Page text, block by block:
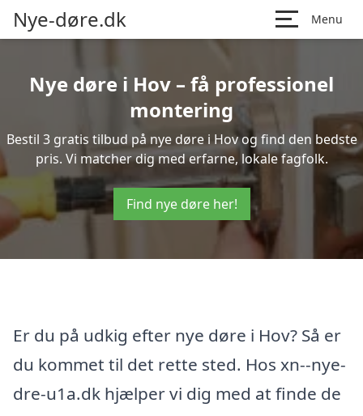
Nye-døre.dk Menu
Nye døre i Hov – få professionel
montering
Bestil 3 gratis tilbud på nye døre i Hov og find den bedste
pris. Vi matcher dig med erfarne, lokale fagfolk.
Find nye døre her!
Er du på udkig efter nye døre i Hov? Så er
du kommet til det rette sted. Hos xn--nye-
dre-u1a.dk hjælper vi dig med at finde de